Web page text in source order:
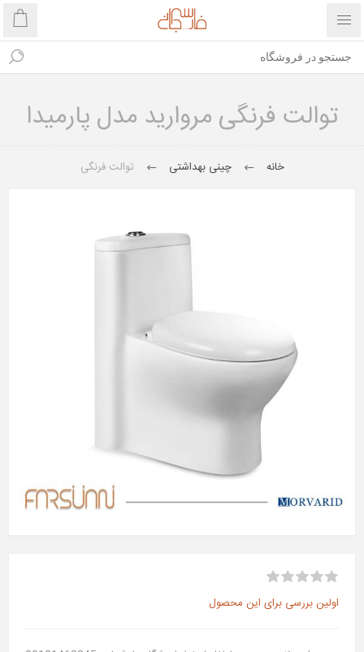
توالت فرنگی مروارید مدل پارمیدا
خانه چینی بهداشتی توالت فرنگی
اولین بررسی برای این محصول